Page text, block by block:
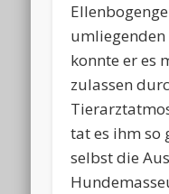
konnte er es
zulassen
tat es ihm so
selbst die